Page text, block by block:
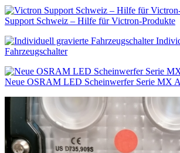
Support Schweiz – Hilfe für Victron-Produkte
Fahrzeugschalter
Neue OSRAM LED Scheinwerfer Serie MX